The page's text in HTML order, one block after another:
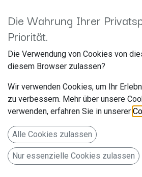
Thitronik Funk-
Hersteller: Thitronik
Artikelnummer: 100759
Finkenweg 11-15
24340 Eckernförde
Deutschland www.thitronik.de
Gaswarner für WiPro III und WiPro III
Die Wahrung Ihrer
Priorität.
Die Verwendung von Cookies von
diesem Browser zulassen?
Wir verwenden Cookies, um Ihr
zu verbessern. Mehr über unsere
verwenden, erfahren Sie in unserer
Alle Cookies zulassen
Nur essenzielle Cookies zulassen